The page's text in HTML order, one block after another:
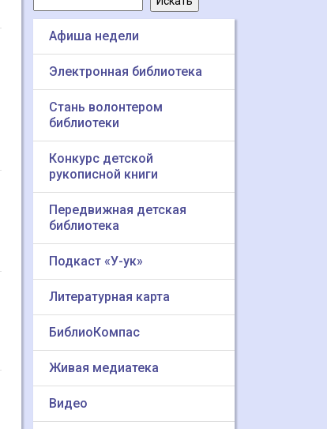
Афиша недели
Электронная библиотека
Стань волонтером
библиотеки
Конкурс детской
рукописной книги
Передвижная детская
библиотека
Подкаст «У-ук»
Литературная карта
БиблиоКомпас
Живая медиатека
Видео